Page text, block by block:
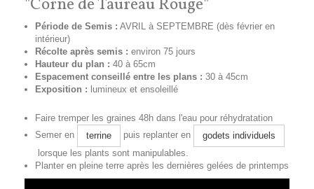
"Corne de Taureau Rouge"
Période de Semis : AVRIL à SEPTEMBRE (dès février en
intérieur)
Récolte après semis : environ 75 jours
Hauteur du plan : 40 à 65cm
Espacement conseillé entre les plans : 30 à 45cm
Exposition : lumineux et ensoleillé
Faire tremper les graines 48h dans l'eau pour réhydratation
Semer en
terrine puis replanter en
godets individuels
lorsque les plants sont manipulables.
Planter en pleine terre après les dernières gelées de printemps